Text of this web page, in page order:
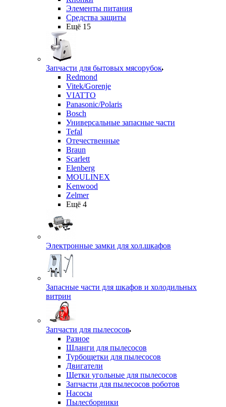
Элементы питания
Средства защиты
Ещё 15
Запчасти для бытовых мясорубок
Redmond
Vitek/Gorenje
VIATTO
Panasonic/Polaris
Bosch
Универсальные запасные части
Tefal
Отечественные
Braun
Scarlett
Elenberg
MOULINEX
Kenwood
Zelmer
Ещё 4
Электронные замки для хол.шкафов
Запасные части для шкафов и холодильных
витрин
Запчасти для пылесосов
Разное
Шланги для пылесосов
Турбощетки для пылесосов
Двигатели
Щетки угольные для пылесосов
Запчасти для пылесосов роботов
Насосы
Пылесборники